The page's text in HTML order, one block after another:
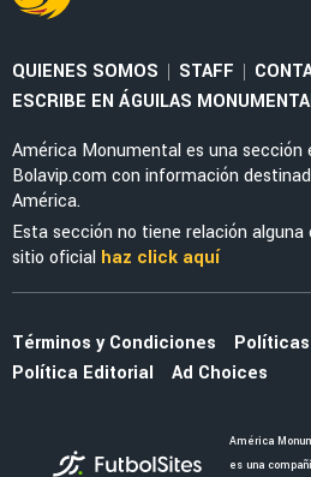
MERCADO
Jáminton Campaz guiña al
con Rosario Central: